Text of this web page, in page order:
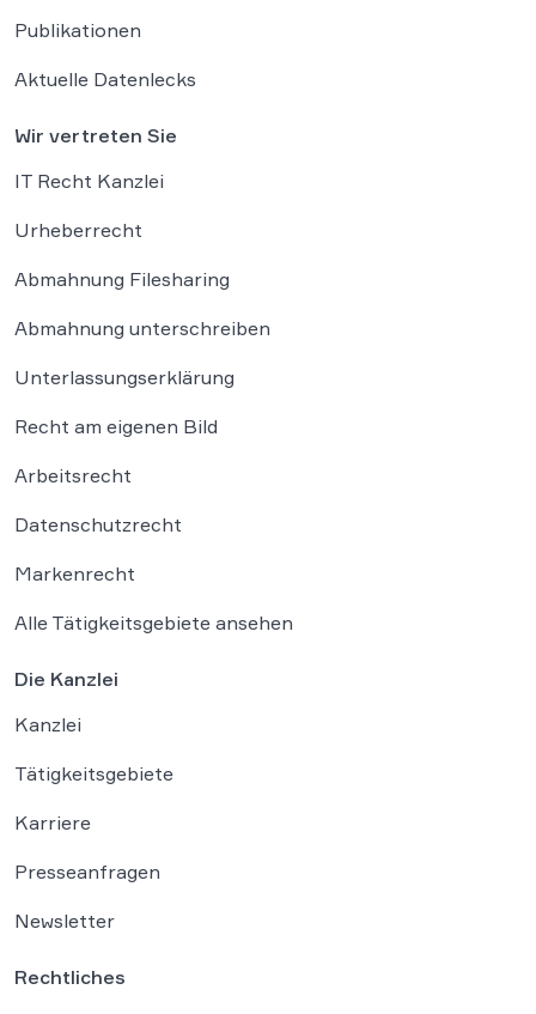
Publikationen
Aktuelle Datenlecks
Wir vertreten Sie
IT Recht Kanzlei
Urheberrecht
Abmahnung Filesharing
Abmahnung unterschreiben
Unterlassungserklärung
Recht am eigenen Bild
Arbeitsrecht
Datenschutzrecht
Markenrecht
Alle Tätigkeitsgebiete ansehen
Die Kanzlei
Kanzlei
Tätigkeitsgebiete
Karriere
Presseanfragen
Newsletter
Rechtliches